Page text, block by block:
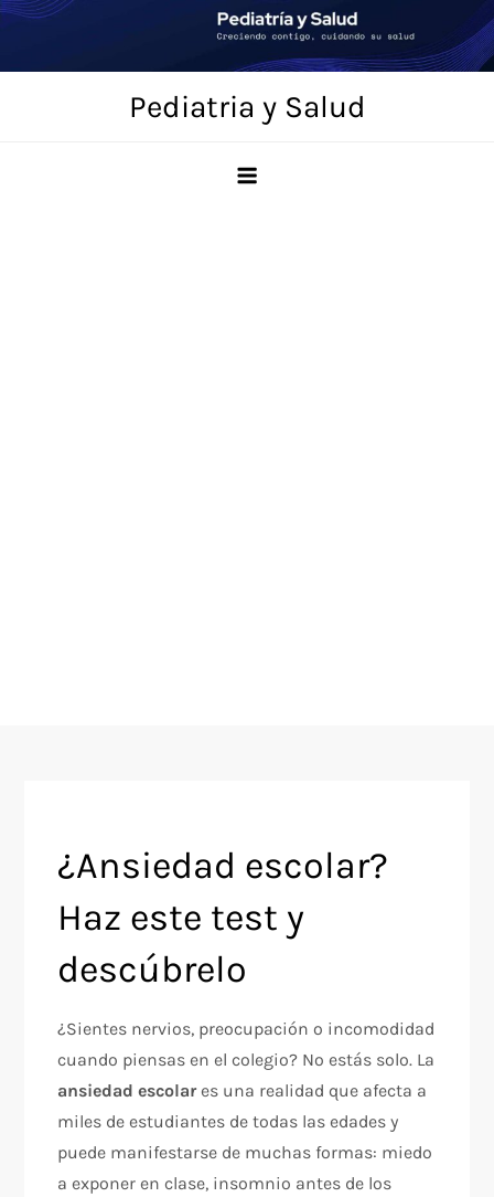
Saltar
contenido
Pediatria y Salud
¿Ansiedad escolar?
Haz este test y
descúbrelo
¿Sientes nervios, preocupación o incomodidad
cuando piensas en el colegio? No estás solo. La
ansiedad escolares una realidad que afecta a
miles de estudiantes de todas las edades y
puede manifestarse de muchas formas: miedo
a exponer en clase, insomnio antes de los